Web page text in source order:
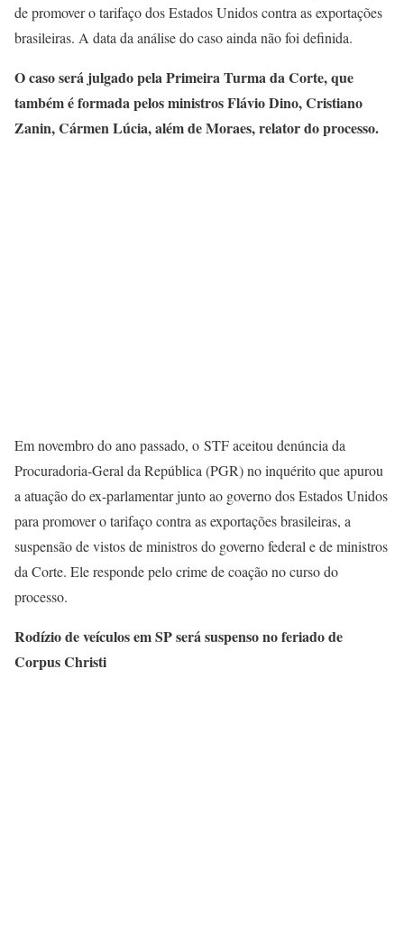
de promover o tarifaço dos Estados Unidos contra as exportações
brasileiras. A data da análise do caso ainda não foi definida.
O caso será julgado pela Primeira Turma da Corte, que
também é formada pelos ministros Flávio Dino, Cristiano
Zanin, Cármen Lúcia, além de Moraes, relator do processo.
Em novembro do ano passado, o STF aceitou denúncia da
Procuradoria-Geral da República (PGR) no inquérito que apurou
a atuação do ex-parlamentar junto ao governo dos Estados Unidos
para promover o tarifaço contra as exportações brasileiras, a
suspensão de vistos de ministros do governo federal e de ministros
da Corte. Ele responde pelo crime de coação no curso do
processo.
Rodízio de veículos em SP será suspenso no feriado de
Corpus Christi